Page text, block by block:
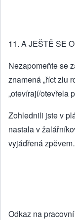
11. A JEŠTĚ SE
Nezapomeňte se
znamená „říct zlu
„otevírají/otevřela
Zohlednili jste v
nastala v
vyjádřená
Odkaz na